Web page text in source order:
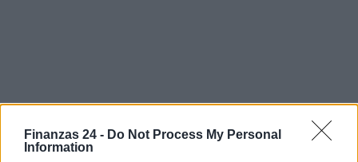
Finanzas 24 - Do Not Process My Personal
Information